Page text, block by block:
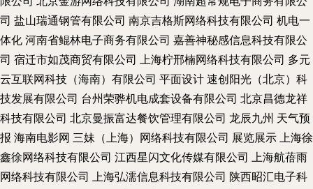
司 盐山瑞通钢管有限公司 南京吉格斯网络科技有限公司 机电一
体化 河南省鲲林电子商务有限公司 嘉善神秘感信息科技有限公
司 宿迁市如茂商贸有限公司 上海柠邢楠网络科技有限公司 多元
云互联网科技（海南）有限公司 平面设计 速创阳光（北京）科
技发展有限公司 台州荣骅机电成套设备有限公司 北京昌德龙祥
科技有限公司 北京曼振富达餐饮管理有限公司 龙辰九州 天气预
报 海南电影网 三妹（上海）网络科技有限公司 展览展示 上海徐
鑫徐网络科技有限公司 江西星闪文化传媒有限公司 上海航蓓雨
网络科技有限公司 上海弘濡信息科技有限公司 陕西昭汇电子科